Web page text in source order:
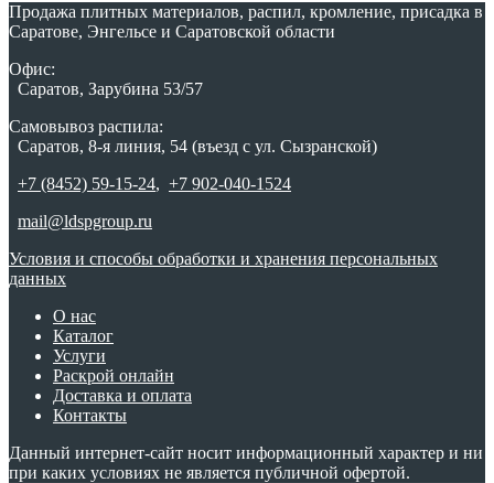
Продажа плитных материалов, распил, кромление, присадка в
Саратове, Энгельсе и Саратовской области
Офис:
Саратов, Зарубина 53/57
Самовывоз распила:
Саратов, 8-я линия, 54 (въезд с ул. Сызранской)
+7 (8452) 59-15-24, +7 902-040-1524
mail@ldspgroup.ru
Условия и способы обработки и хранения персональных
данных
О нас
Каталог
Услуги
Раскрой онлайн
Доставка и оплата
Контакты
Данный интернет-сайт носит информационный характер и ни
при каких условиях не является публичной офертой.